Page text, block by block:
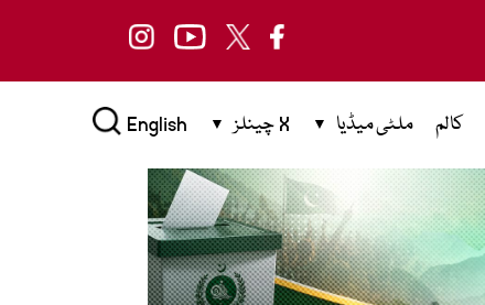
کالم ملٹی میڈیا X چینلز English